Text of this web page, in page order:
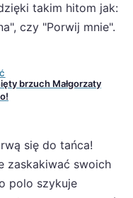
takim hitom jak:
czy "Porwij mnie".
brzuch Małgorzaty
się do tańca!
zaskakiwać swoich
polo szykuje